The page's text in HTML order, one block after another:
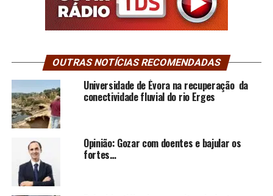
OUTRAS NOTÍCIAS RECOMENDADAS
Universidade de Évora na recuperação da
conectividade fluvial do rio Erges
Opinião: Gozar com doentes e bajular os
fortes…